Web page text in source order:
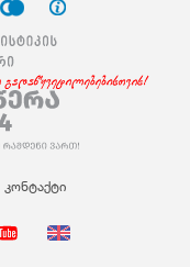
კონტაქტი